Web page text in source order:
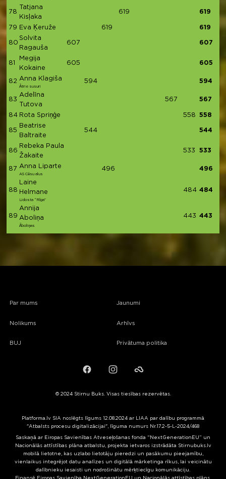
78
Tatjana
Kisļaka
619 619
79 Eva Ķeruže 619 619
80
Solvita
Ragauša
607 607
81
Megija
Kokaine
605 605
82 Anna Klagiša
Ātrie susuri
594 594
83
Adelīna
Tutova
567 567
84 Rota Spriņģe 558 558
85
Beatrise
Baltraite
544 544
86
Rebeka Paula
Žakaite
533 533
87 Anna Liparte
AS Cēsu alus
496 496
88
Laine
Helmane
Lidosta “Rīga”
484 484
89
Annija
Aboliņa
Āboliņas
443 443
Par mums
Nolikums
BUJ
Jaunumi
Arhīvs
Privātuma politika
FacebookInstagramFailiem.lv
© 2024 Stirnu Buks. Visas tiesības rezervētas.
Platforma.lv SIA noslēgts līgums 12.08.2024 ar LIAA par dalību programmā
"Atbalsts procesu digitalizācijai", līguma numurs Nr.17.2-5-L-2024/468
Saskaņā ar Eiropas Savienības Atveseļošanas fonda “NextGenerationEU” un
Nacionālās attīstības plāna atbalstu, projekta ietvaros izstrādāta Stirnubuks.lv
mobilā lietotne, kas uzlabo lietotāju pieredzi un pasākumu pieejamību,
vienlaikus integrējot datu analīzes un digitālā mārketinga rīkus, lai veicinātu
dalībnieku iesaisti un nodrošinātu mērķtiecīgu komunikāciju.